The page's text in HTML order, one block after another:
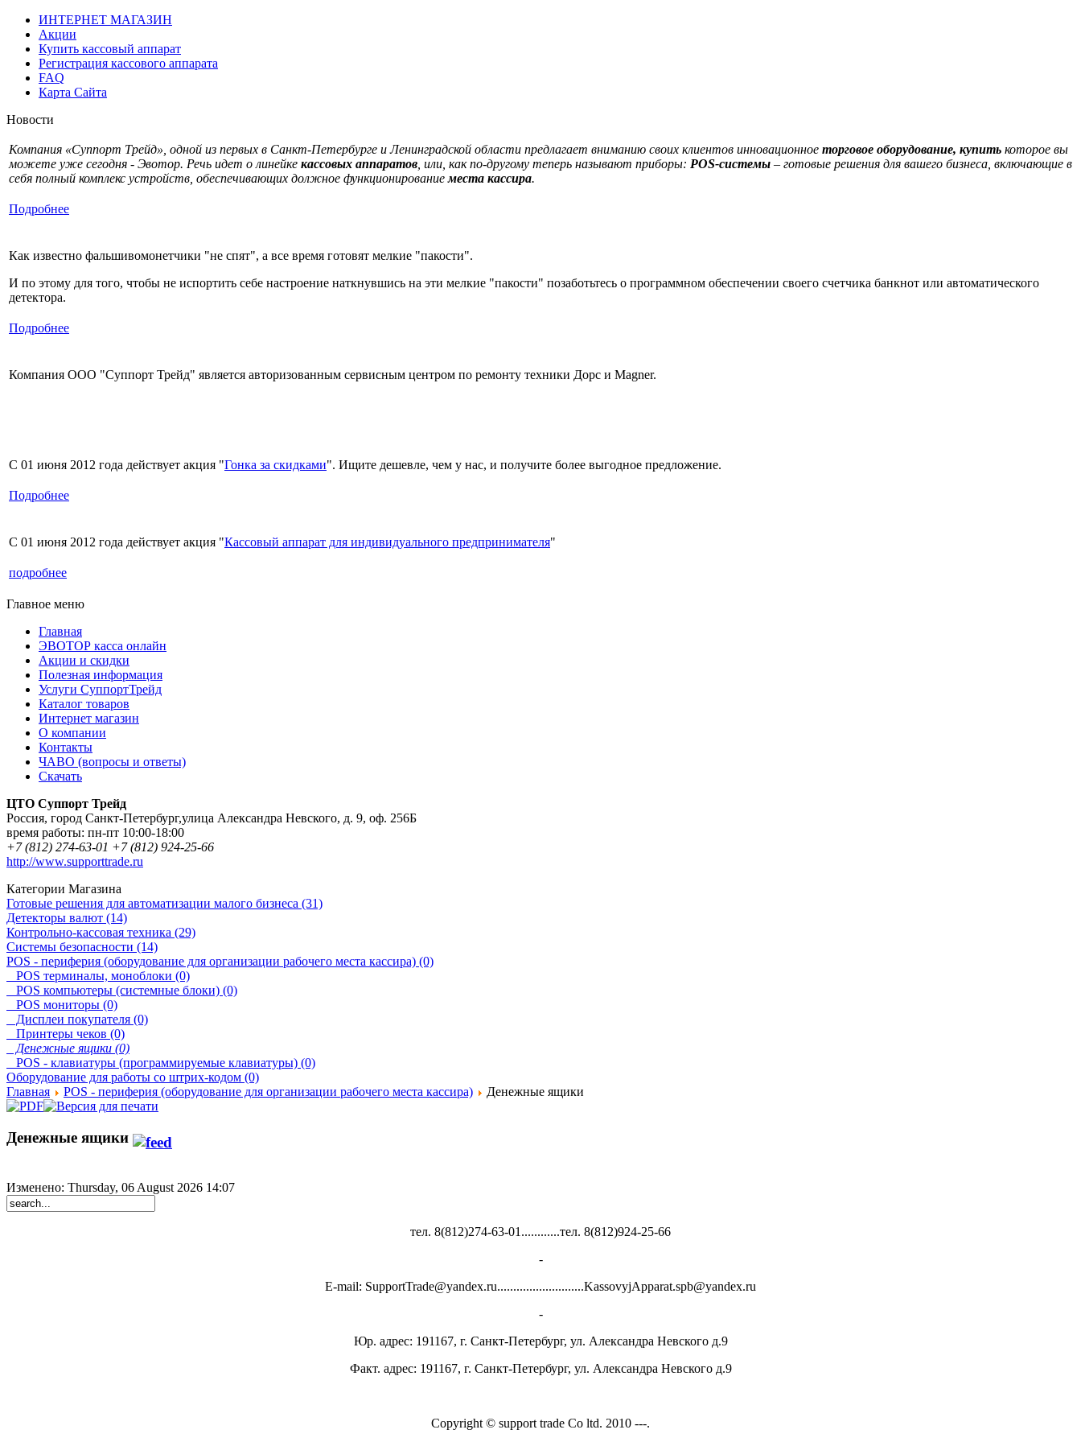
ИНТЕРНЕТ МАГАЗИН
Акции
Купить кассовый аппарат
Регистрация кассового аппарата
FAQ
Карта Сайта
Новости
Компания «Суппорт Трейд», одной из первых в Санкт-Петербурге и Ленинградской области предлагает вниманию своих клиентов инновационное торговое оборудование, купить которое вы
можете уже сегодня - Эвотор. Речь идет о линейке кассовых аппаратов , или, как по-другому теперь называют приборы: POS-системы – готовые решения для вашего бизнеса, включающие в
себя полный комплекс устройств, обеспечивающих должное функционированиеместа кассира.
Подробнее
Как известно фальшивомонетчики "не спят", а все время готовят мелкие "пакости".
И по этому для того, чтобы не испортить себе настроение наткнувшись на эти мелкие "пакости" позаботьтесь о программном обеспечении своего счетчика банкнот или автоматического
детектора.
Подробнее
Компания ООО "Суппорт Трейд" является авторизованным сервисным центром по ремонту техники Дорс и Magner.
С 01 июня 2012 года действует акция "Гонка за скидками". Ищите дешевле, чем у нас, и получите более выгодное предложение.
Подробнее
С 01 июня 2012 года действует акция "Кассовый аппарат для индивидуального предпринимателя"
подробнее
Главное меню
Главная
ЭВОТОР касса онлайн
Акции и скидки
Полезная информация
Услуги СуппортТрейд
Каталог товаров
Интернет магазин
О компании
Контакты
ЧАВО (вопросы и ответы)
Скачать
ЦТО Суппорт Трейд
Россия, город Санкт-Петербург,улица Александра Невского, д. 9, оф. 256Б
время работы: пн-пт 10:00-18:00
+7 (812) 274-63-01 +7 (812) 924-25-66
http://www.supporttrade.ru
Категории Магазина
Готовые решения для автоматизации малого бизнеса (31)
Детекторы валют (14)
Контрольно-кассовая техника (29)
Системы безопасности (14)
POS - периферия (оборудование для организации рабочего места кассира) (0)
POS терминалы, моноблоки (0)
POS компьютеры (системные блоки) (0)
POS мониторы (0)
Дисплеи покупателя (0)
Принтеры чеков (0)
Денежные ящики (0)
POS - клавиатуры (программируемые клавиатуры) (0)
Оборудование для работы со штрих-кодом (0)
Главная
POS - периферия (оборудование для организации рабочего места кассира) Денежные ящики
Денежные ящики
Изменено: Thursday, 06 August 2026 14:07
тел. 8(812)274-63-01............тел. 8(812)924-25-66
-
E-mail: SupportTrade@yandex.ru...........................KassovyjApparat.spb@yandex.ru
-
Юр. адрес: 191167, г. Санкт-Петербург, ул. Александра Невского д.9
Факт. адрес: 191167, г. Санкт-Петербург, ул. Александра Невского д.9
Copyright © support trade Co ltd. 2010 ---.